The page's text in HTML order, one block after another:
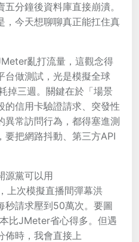
分鐘後資料庫直接崩潰。
，今天想聊聊真正能扛住真
亂打流量，這觀念得
台做測試，光是模擬全球
掉三週。關鍵在於「場景
的信用卡驗證請求、突發性
常訪問行為，都得塞進測
要把網路抖動、第三方API
源黨可以用
上次模擬直播間彈幕洪
秒請求壓到50萬次。要圖
比JMeter省心得多。但遇
佈時，我會直接上